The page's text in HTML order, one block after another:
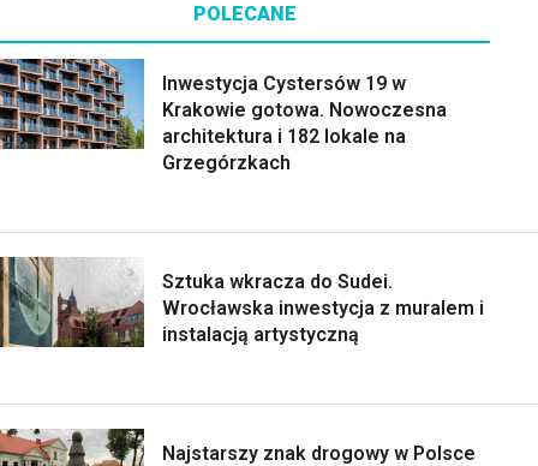
POLECANE
Inwestycja Cystersów 19 w
Krakowie gotowa. Nowoczesna
architektura i 182 lokale na
Grzegórzkach
Sztuka wkracza do Sudei.
Wrocławska inwestycja z muralem i
instalacją artystyczną
Najstarszy znak drogowy w Polsce